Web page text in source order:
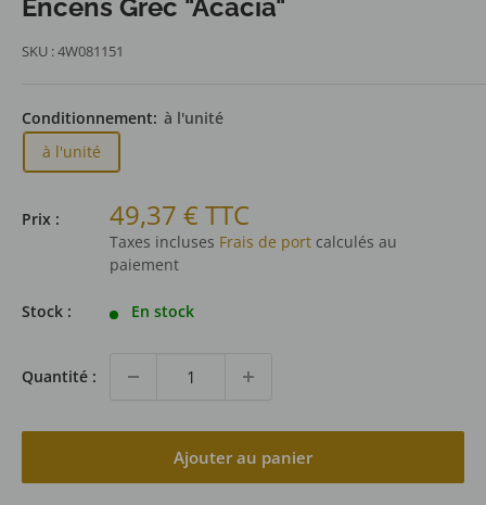
Encens Grec "Acacia"
SKU :4W081151
Conditionnement: à l'unité
à l'unité
Prix : Prix
réduit
49,37 € TTC
Taxes incluses Frais de port calculés au
paiement
Stock : En stock
Quantité :
Ajouter au panier